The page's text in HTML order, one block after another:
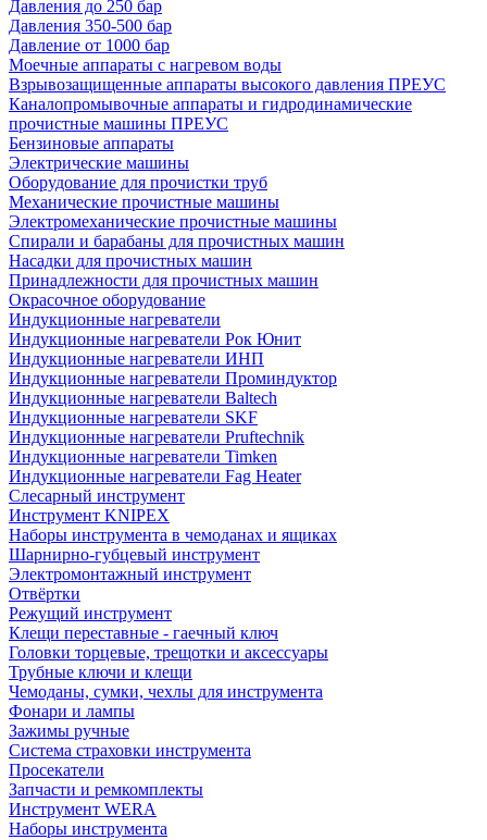
Давления до 250 бар
Давления 350-500 бар
Давление от 1000 бар
Моечные аппараты с нагревом воды
Взрывозащищенные аппараты высокого давления ПРЕУС
Каналопромывочные аппараты и гидродинамические
прочистные машины ПРЕУС
Бензиновые аппараты
Электрические машины
Оборудование для прочистки труб
Механические прочистные машины
Электромеханические прочистные машины
Спирали и барабаны для прочистных машин
Насадки для прочистных машин
Принадлежности для прочистных машин
Окрасочное оборудование
Индукционные нагреватели
Индукционные нагреватели Рок Юнит
Индукционные нагреватели ИНП
Индукционные нагреватели Проминдуктор
Индукционные нагреватели Baltech
Индукционные нагреватели SKF
Индукционные нагреватели Pruftechnik
Индукционные нагреватели Timken
Индукционные нагреватели Fag Heater
Слесарный инструмент
Инструмент KNIPEX
Наборы инструмента в чемоданах и ящиках
Шарнирно-губцевый инструмент
Электромонтажный инструмент
Отвёртки
Режущий инструмент
Клещи переставные - гаечный ключ
Головки торцевые, трещотки и аксессуары
Трубные ключи и клещи
Чемоданы, сумки, чехлы для инструмента
Фонари и лампы
Зажимы ручные
Система страховки инструмента
Просекатели
Запчасти и ремкомплекты
Инструмент WERA
Наборы инструмента